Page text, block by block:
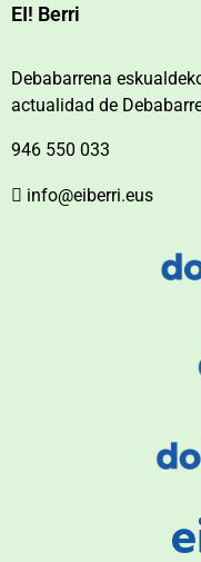
EI! Berri
Debabarrena
actualidad de
946 550 033
info@eiberri.eus